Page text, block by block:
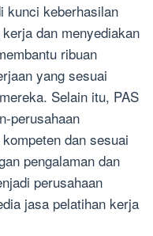
kunci keberhasilan
dan menyediakan
ribuan
yang sesuai
Selain itu, PAS
perusahaan
dan sesuai
pengalaman dan
perusahaan
jasa pelatihan kerja